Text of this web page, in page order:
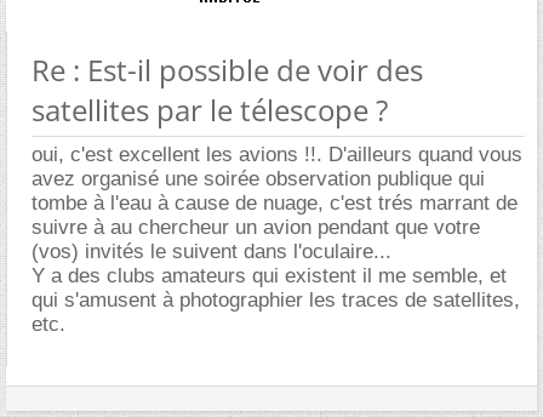
Re : Est-il possible de voir des
satellites par le télescope ?
oui, c'est excellent les avions !!. D'ailleurs quand vous
avez organisé une soirée observation publique qui
tombe à l'eau à cause de nuage, c'est trés marrant de
suivre à au chercheur un avion pendant que votre
(vos) invités le suivent dans l'oculaire...
Y a des clubs amateurs qui existent il me semble, et
qui s'amusent à photographier les traces de satellites,
etc.